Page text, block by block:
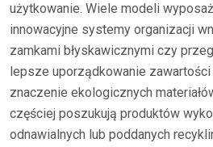
użytkowanie. Wiele modeli
innowacyjne systemy organizacji
zamkami błyskawicznymi czy
lepsze uporządkowanie zawartości
znaczenie ekologicznych
częściej poszukują produktów
odnawialnych lub poddanych